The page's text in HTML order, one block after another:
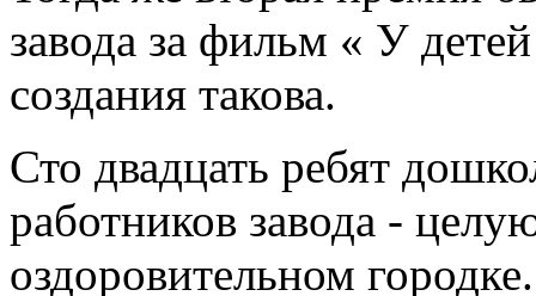
завода за фильм « У
создания такова.
Сто двадцать ребят
работников завода -
оздоровительном